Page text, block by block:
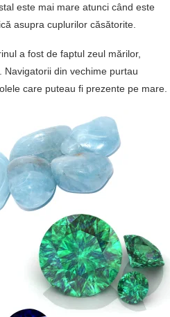
este mai mare atunci când este
asupra cuplurilor căsătorite.
a fost de faptul zeul mărilor,
din vechime purtau
care puteau fi prezente pe mare.